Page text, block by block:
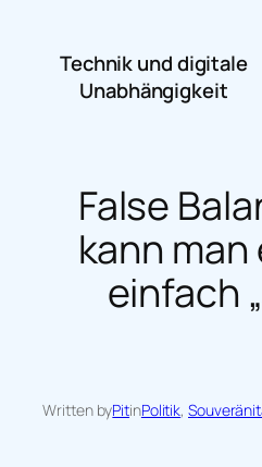
springenTechnik und digitale
Unabhängigkeit
False
kann
einfach
Written byPitinPolitik,